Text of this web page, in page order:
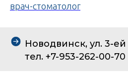
врач-стоматолог
Новодвинск, ул. 3-
тел. +7-953-262-00-70